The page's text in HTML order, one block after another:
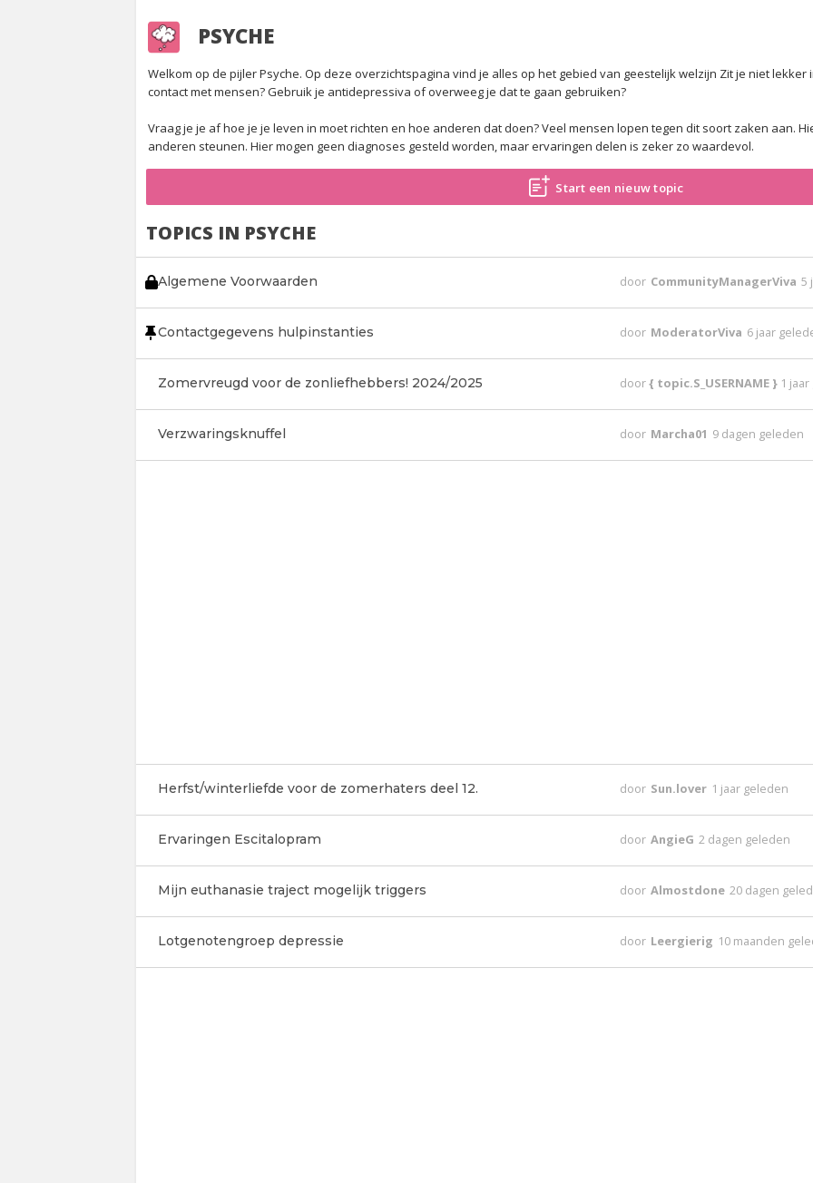
PSYCHE
Welkom op de pijler Psyche. Op deze overzichtspagina vind je alles op het gebied van geestelijk welzijn Zit je niet lekker
contact met mensen? Gebruik je antidepressiva of overweeg je dat te gaan gebruiken?
Vraag je je af hoe je je leven in moet richten en hoe anderen dat doen? Veel mensen lopen tegen dit soort zaken aan.
anderen steunen. Hier mogen geen diagnoses gesteld worden, maar ervaringen delen is zeker zo waardevol.
Start een nieuw topic
TOPICS IN PSYCHE
Algemene Voorwaarden door CommunityManagerViva 5
Contactgegevens hulpinstanties door ModeratorViva 6 jaar
Zomervreugd voor de zonliefhebbers! 2024/2025 door{ topic.S_USERNAME } 1
Verzwaringsknuffel door Marcha01 9 dagen geleden
Herfst/winterliefde voor de zomerhaters deel 12. door Sun.lover 1 jaar geleden
Ervaringen Escitalopram door AngieG 2 dagen geleden
Mijn euthanasie traject mogelijk triggers door Almostdone 20 dagen
Lotgenotengroep depressie door Leergierig 10 maanden